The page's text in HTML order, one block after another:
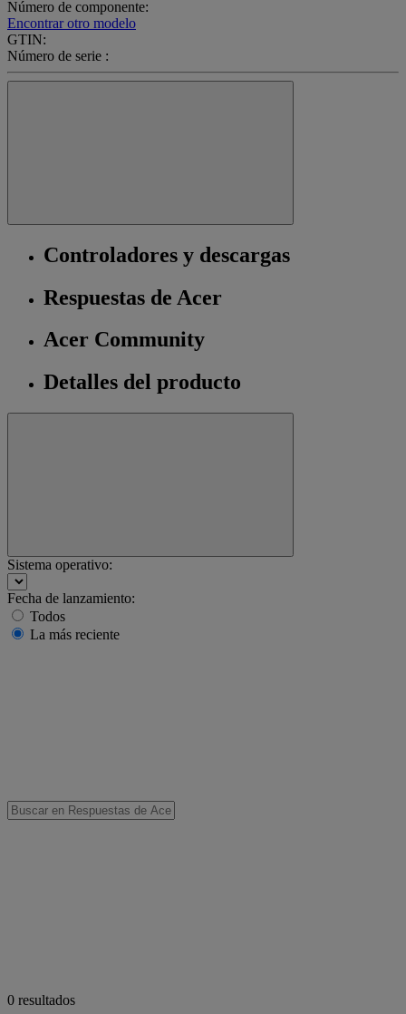
Número de componente:
Encontrar otro modelo
GTIN:
Número de serie :
Controladores y descargas
Respuestas de Acer
Acer Community
Detalles del producto
Sistema operativo:
Fecha de lanzamiento:
Todos
La más reciente
0 resultados